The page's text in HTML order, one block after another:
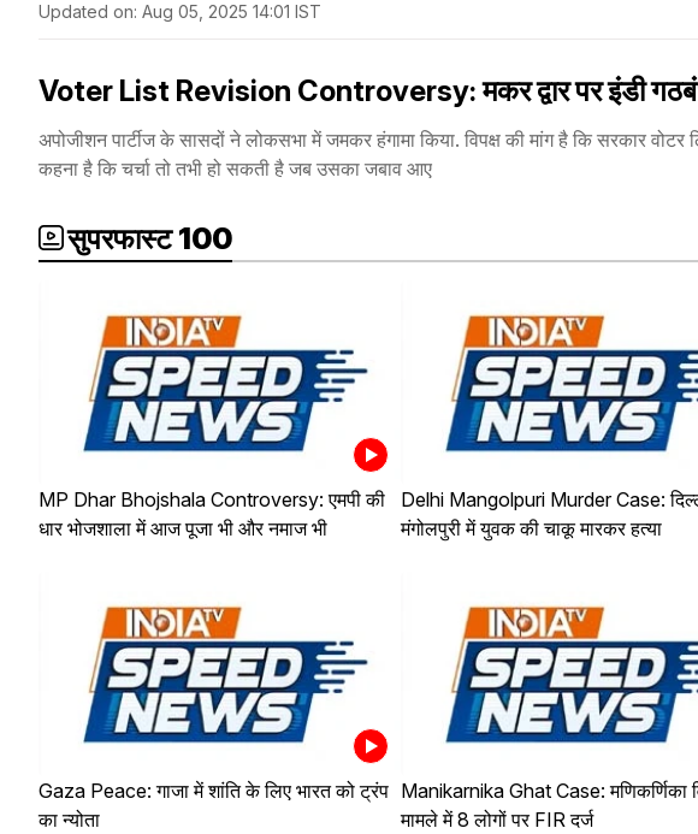
Updated on: Aug 05, 2025 14:01 IST
Voter List Revision Controversy: मकर द्वार पर इंडी
अपोजीशन पार्टीज के सासदों ने लोकसभा में जमकर हंगामा किया. विपक्ष की मांग है कि सरकार वोटर
कहना है कि चर्चा तो तभी हो सकती है जब उसका जबाव आए
सुपरफास्ट 100
MP Dhar Bhojshala Controversy: एमपी की
धार भोजशाला में आज पूजा भी और नमाज भी
Delhi Mangolpuri Murder Case:
मंगोलपुरी में युवक की चाकू मारकर हत्या
Gaza Peace: गाजा में शांति के लिए भारत को ट्रंप
का न्योता
Manikarnika Ghat Case: मणिकर्णिका
मामले में 8 लोगों पर FIR दर्ज